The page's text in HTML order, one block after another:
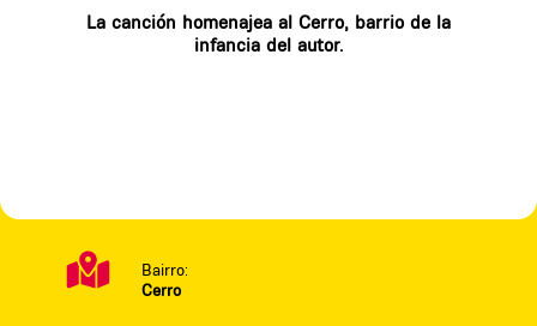
La canción homenajea al Cerro, barrio de la
infancia del autor.
Bairro:
Cerro